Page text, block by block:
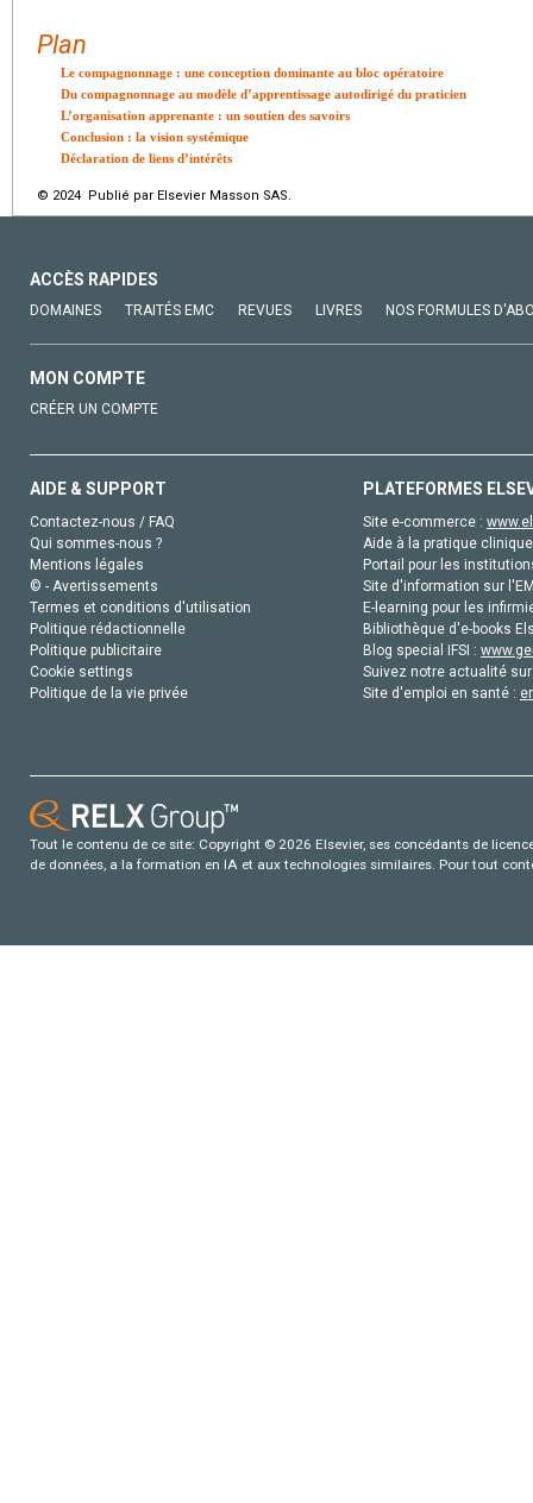
Plan
Le compagnonnage : une conception dominante au bloc opératoire
Du compagnonnage au modèle d’apprentissage autodirigé du praticien
L’organisation apprenante : un soutien des savoirs
Conclusion : la vision systémique
Déclaration de liens d’intérêts
© 2024 Publié par Elsevier Masson SAS.
ACCÈS RAPIDES
DOMAINES TRAITÉS EMC REVUES LIVRES NOS FORMULES
MON COMPTE
CRÉER UN COMPTE
AIDE & SUPPORT
Contactez-nous / FAQ
Qui sommes-nous ?
Mentions légales
© - Avertissements
Termes et conditions d'utilisation
Politique rédactionnelle
Politique publicitaire
Cookie settings
Politique de la vie privée
PLATEFORMES
Site e-commerce :
Aide à la pratique
Portail pour les
Site d'information sur
E-learning pour les
Bibliothèque d'e-books
Blog special IFSI :
Suivez notre actualité
Site d'emploi en santé :
Tout le contenu de ce site: Copyright © 2026 Elsevier, ses concédants de
de données, a la formation en IA et aux technologies similaires. Pour tout